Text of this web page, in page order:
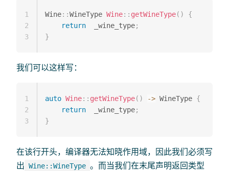
Wine::WineType Wine:: getWineType( )
{
return
  _wine_type
;
}
1
2
3
我们可以这样写：
auto Wine:: getWineType( ) -> WineType {
return
  _wine_type
;
}
1
2
3
在该行开头，编译器无法知晓作用域，因此我们必须写
出 Wine::WineType 。而当我们在末尾声明返回类型